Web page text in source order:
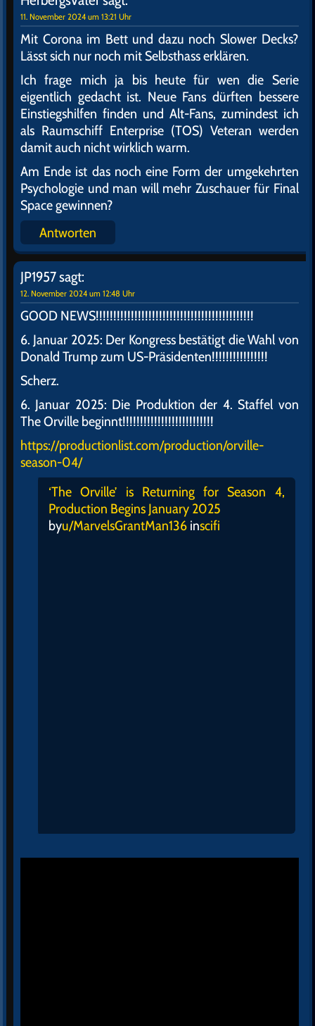
11. November 2024 um 13:21 Uhr
Mit Corona im Bett und dazu noch Slower Decks?
Lässt sich nur noch mit Selbsthass erklären.
Ich frage mich ja bis heute für wen die Serie
eigentlich gedacht ist. Neue Fans dürften bessere
Einstiegshilfen finden und Alt-Fans, zumindest ich
als Raumschiff Enterprise (TOS) Veteran werden
damit auch nicht wirklich warm.
Am Ende ist das noch eine Form der umgekehrten
Psychologie und man will mehr Zuschauer für Final
Space gewinnen?
Antworten
JP1957sagt:
12. November 2024 um 12:48 Uhr
GOOD NEWS!!!!!!!!!!!!!!!!!!!!!!!!!!!!!!!!!!!!!!!!!!!!!
6. Januar 2025: Der Kongress bestätigt die Wahl von
Donald Trump zum US-Präsidenten!!!!!!!!!!!!!!!!
Scherz.
6. Januar 2025: Die Produktion der 4. Staffel von
The Orville beginnt!!!!!!!!!!!!!!!!!!!!!!!!!!
https://productionlist.com/production/orville-
season-04/
‘The Orville’ is Returning for Season 4,
Production Begins January 2025
byu/MarvelsGrantMan136 inscifi